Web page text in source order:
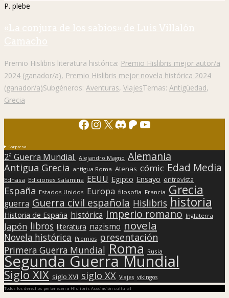
P. plebe
«La conjura de los sabios» de Luis Villalón
Camacho
Premio Hislibris literatura histórica: Premio Hislibris mejor autor/a
2024 (ganador/a), Premio Hislibris mejor novela histórica 2024
(ganador/a)Subgéneros: Aventuras, ViajesTemas: Antigüedad,
Grecia
Facebook
Instagram
X Discord
Patreon
YouTube
Sorpresa
2ª Guerra Mundial. Alejandro Magno Alemania
Antigua Grecia antigua Roma Atenas cómic Edad Media
Edhasa Ediciones Salamina EEUU Egipto Ensayo entrevista
España Estados Unidos Europa filosofía Francia Grecia
guerra Guerra civil española Hislibris historia
Historia de España histórica Imperio romano Inglaterra
Japón libros literatura nazismo novela
Novela histórica Premios presentación
Primera Guerra Mundial Roma Rusia
Segunda Guerra Mundial
Siglo XIX siglo XVI siglo XX Viajes vikingos
Todos los derechos pertenecen a Hislibris Asociación cultural